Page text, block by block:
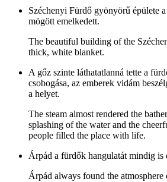
Széchenyi Fürdő gyönyörű épülete
mögött emelkedett.
The beautiful building of the
thick, white blanket.
A gőz szinte láthatatlanná tette a
csobogása, az emberek vidám
a helyet.
The steam almost rendered the
splashing of the water and the
people filled the place with life.
Árpád a fürdők hangulatát mindig is
Árpád always found the atmosphere